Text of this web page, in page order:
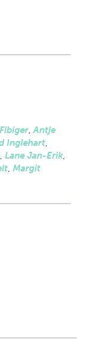
,Antje
Inglehart,
, Lane Jan-Erik,
, Margit